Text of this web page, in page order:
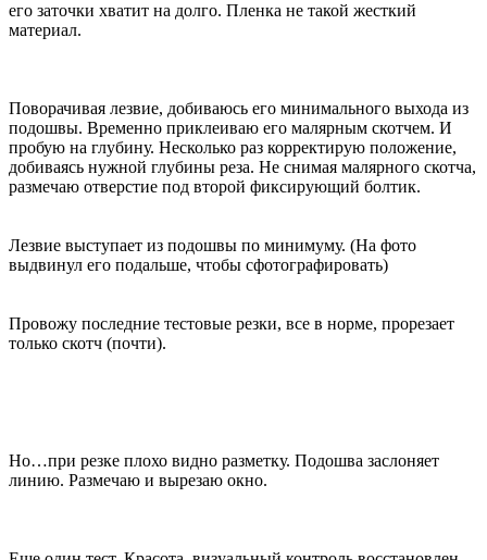
его заточки хватит на долго. Пленка не такой жесткий
материал.
Поворачивая лезвие, добиваюсь его минимального выхода из
подошвы. Временно приклеиваю его малярным скотчем. И
пробую на глубину. Несколько раз корректирую положение,
добиваясь нужной глубины реза. Не снимая малярного скотча,
размечаю отверстие под второй фиксирующий болтик.
Лезвие выступает из подошвы по минимуму. (На фото
выдвинул его подальше, чтобы сфотографировать)
Провожу последние тестовые резки, все в норме, прорезает
только скотч (почти).
Но…при резке плохо видно разметку. Подошва заслоняет
линию. Размечаю и вырезаю окно.